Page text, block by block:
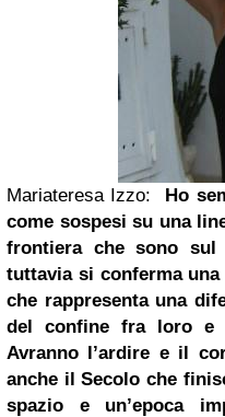
Mariateresa Izzo: Ho
come sospesi su una
frontierache sono sul
tuttavia si conferma
che rappresenta una
del confine fra loro e
Avranno l’ardire e il
anche il Secolo che
spazio e un’epoca